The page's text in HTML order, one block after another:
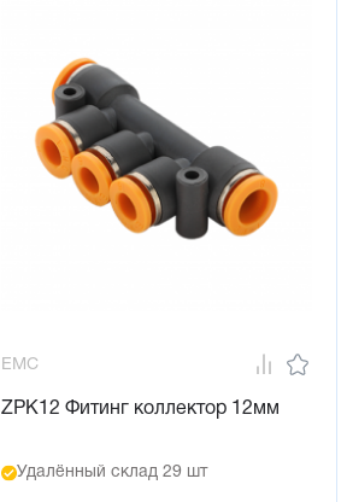
EMC
ZPK12 Фитинг коллектор 12мм
Удалённый склад 29 шт